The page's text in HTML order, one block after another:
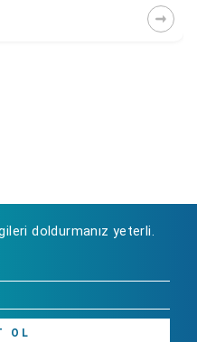
doldurmanız yeterli.
OL